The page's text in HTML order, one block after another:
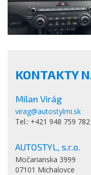
KONTAKTY
Milan Virág
virag@autostylmi.sk
Tel.: +421 948 759 782
AUTOSTYL, s.r.o.
Močarianska 3999
07101 Michalovce